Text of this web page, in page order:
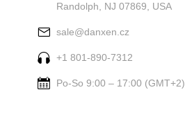
Randolph, NJ 07869, USA
sale@danxen.cz
+1 801-890-7312
Po-So 9:00 – 17:00 (GMT+2).